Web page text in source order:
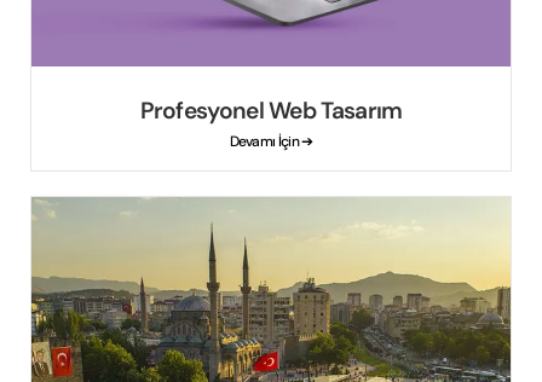
Profesyonel Web Tasarım
Devamı İçin ➔